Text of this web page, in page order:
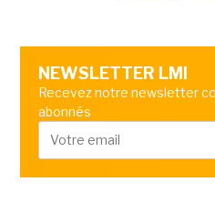
NEWSLETTER LMI
Recevez notre newsletter
abonnés